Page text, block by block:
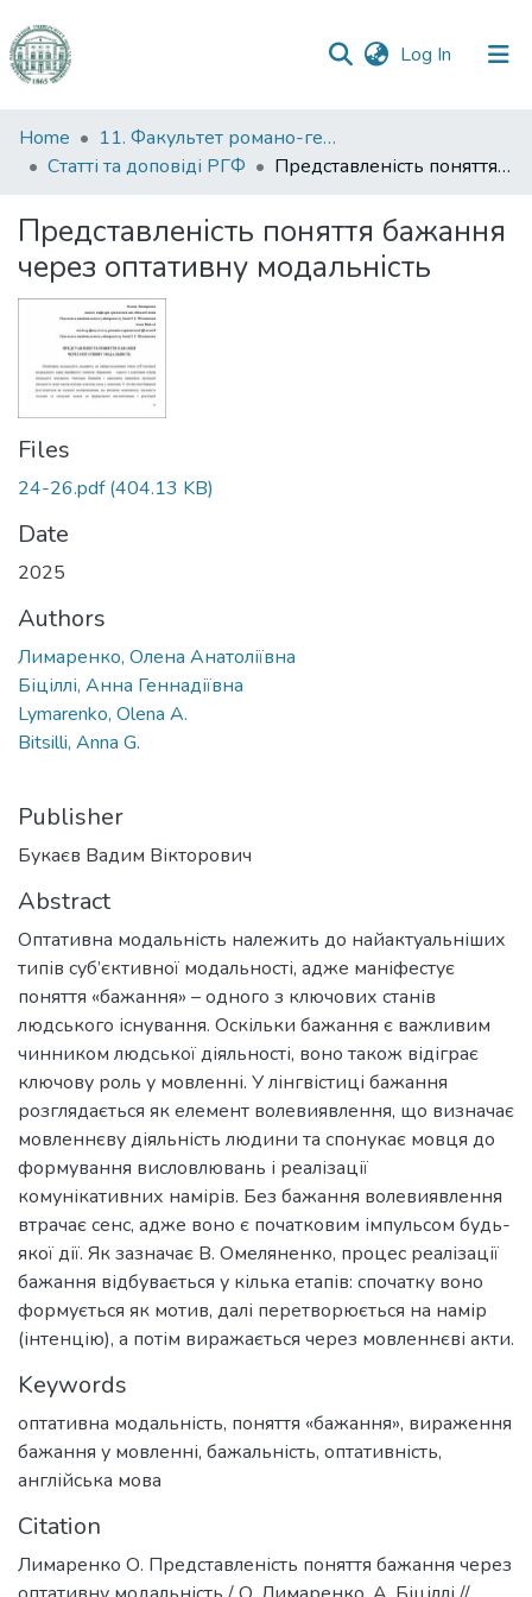
Log In (current)
Communities
&
All of DSpace
Statistics
Home
11. Факультет романо-германської філології
Статті та доповіді РГФ
Представленість поняття бажання через оптативну модальність
Представленість поняття бажання
через оптативну модальність
Files
24-26.pdf(404.13 KB)
Date
2025
Authors
Лимаренко, Олена Анатоліївна
Біціллі, Анна Геннадіївна
Lymarenko, Olena A.
Bitsilli, Anna G.
Publisher
Букаєв Вадим Вікторович
Abstract
Оптативна модальність належить до найактуальніших
типів суб’єктивної модальності, адже маніфестує
поняття «бажання» – одного з ключових станів
людського існування. Оскільки бажання є важливим
чинником людської діяльності, воно також відіграє
ключову роль у мовленні. У лінгвістиці бажання
розглядається як елемент волевиявлення, що визначає
мовленнєву діяльність людини та спонукає мовця до
формування висловлювань і реалізації
комунікативних намірів. Без бажання волевиявлення
втрачає сенс, адже воно є початковим імпульсом будь-
якої дії. Як зазначає В. Омеляненко, процес реалізації
бажання відбувається у кілька етапів: спочатку воно
формується як мотив, далі перетворюється на намір
(інтенцію), а потім виражається через мовленнєві акти.
Keywords
оптативна модальність, поняття «бажання», вираження
бажання у мовленні, бажальність, оптативність,
англійська мова
Citation
Лимаренко О. Представленість поняття бажання через